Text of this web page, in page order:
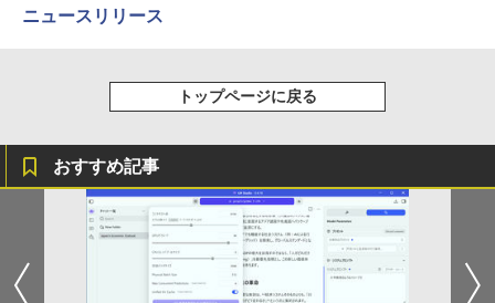
DSパネル液晶ディスプレイ ［27型 /フル
-A271DB
￥18,500
4
5
カード付き [ ナガノ ]
￥1,650
るーとゅーす コードレス ENCノイズキャン
セリング 自動ペアリング Type-C充電 マイク
学/WEB会議(ホワイト)
￥1,964
Xiaomi シャオミ REDMI Buds 8 Lite ワイヤ
レスイヤホン Bluetooth 5.4 ノイズキャンセ
リング ANC 36時間再生
￥250
￥1,653
by Amazon 炭酸水 ラベルレス 500ml ×24本
強炭酸水 ペットボトル 500ミリリットル (Sm
art Basic)
￥1,625
￥810
クスDIGITAL)
￥594
ニュースリリース
トップページに戻る
おすすめ記事